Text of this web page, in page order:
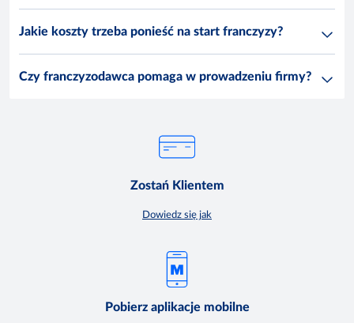
Jakie koszty trzeba ponieść na start franczyzy?
Czy franczyzodawca pomaga w prowadzeniu firmy?
Zostań Klientem
Dowiedz się jak
Pobierz aplikacje mobilne